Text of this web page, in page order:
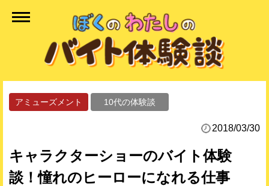
アミューズメント 10代の体験談
2018/03/30
キャラクターショーのバイト体験
談！憧れのヒーローになれる仕事